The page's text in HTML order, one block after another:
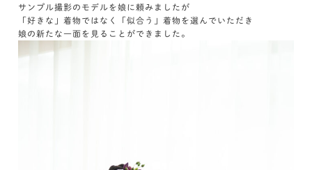
サンプル撮影のモデルを娘に頼みましたが
「好きな」着物ではなく「似合う」着物を選んでいただき
娘の新たな一面を見ることができました。